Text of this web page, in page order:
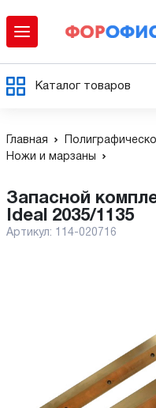
Каталог товаров
Главная
Ножи и марзаны
Запасной комплект ножей для
Ideal 2035/1135
Артикул: 114-020716